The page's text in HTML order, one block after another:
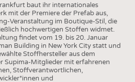
baut ihr internationales
mit der Premiere der Prefab aus,
Veranstaltung im Boutique-Stil, die
hochwertigen Stoffen widmet.
findet vom 19. bis 20. Januar
Building in New York City statt und
Stoffhersteller aus dem
Supima-Mitglieder mit erfahrenen
Stoffverantwortlichen,
und